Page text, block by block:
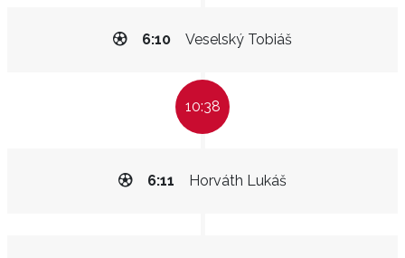
Veselský Tobiáš
6:10
10:38
Horváth Lukáš
6:11